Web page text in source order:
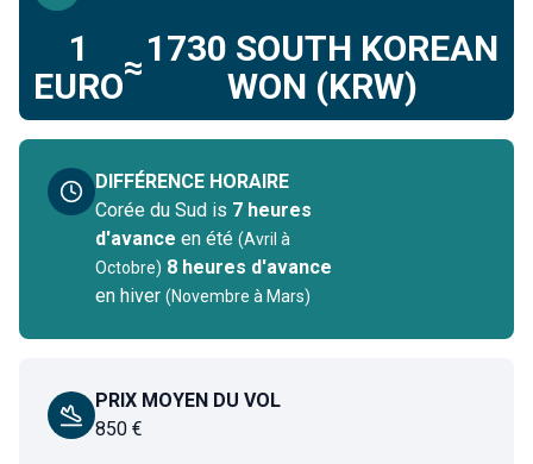
DIFFÉRENCE HORAIRE
Corée du Sud is 7 heures
d'avance en été (Avril à
Octobre) 8 heures d'avance
en hiver (Novembre à Mars)
1
EURO≈1730 SOUTH KOREAN
WON (KRW)
PRIX MOYEN DU VOL
850 €